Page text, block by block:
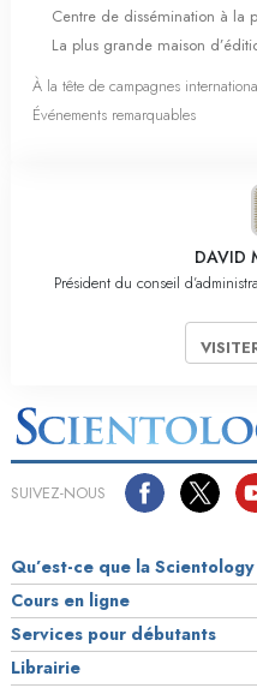
Centre de dissémination à la
La plus grande maison
À la tête de campagnes
Événements remarquables
DAVID
Président du conseil
SUIVEZ-NOUS
Qu’est-ce que la
Cours en ligne
Services pour débutants
Librairie